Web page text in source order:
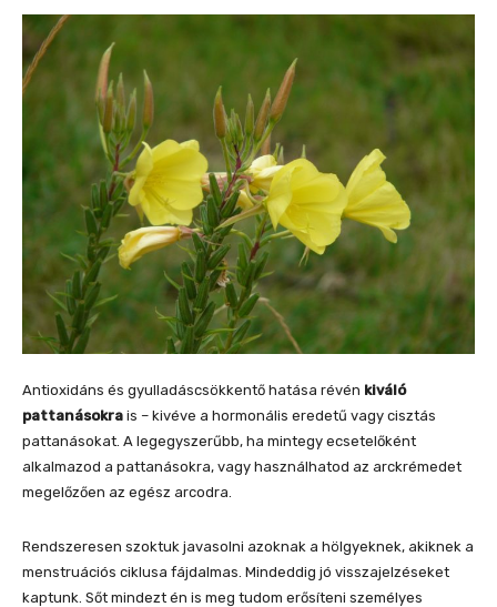
Antioxidáns és gyulladáscsökkentő hatása révén kiváló
pattanásokra is – kivéve a hormonális eredetű vagy cisztás
pattanásokat. A legegyszerűbb, ha mintegy ecsetelőként
alkalmazod a pattanásokra, vagy használhatod az arckrémedet
megelőzően az egész arcodra.
Rendszeresen szoktuk javasolni azoknak a hölgyeknek, akiknek a
menstruációs ciklusa fájdalmas. Mindeddig jó visszajelzéseket
kaptunk. Sőt mindezt én is meg tudom erősíteni személyes